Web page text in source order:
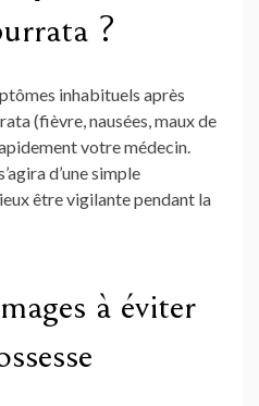
?
inhabituels après
(fièvre, nausées, maux de
votre médecin.
d’une simple
être vigilante pendant la
à éviter